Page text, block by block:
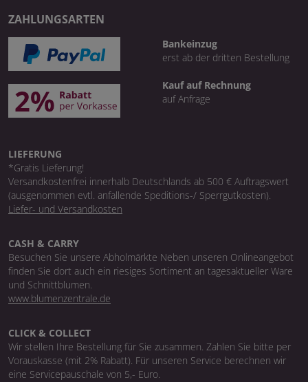
ZAHLUNGSARTEN
Bankeinzug
erst ab der dritten Bestellung
Kauf auf Rechnung
auf Anfrage
LIEFERUNG
*Gratis Lieferung!
Versandkostenfrei innerhalb Deutschlands ab 500 € Auftragswert
(ausgenommen evtl. anfallende Speditions-/ Sperrgutkosten).
Liefer- und Versandkosten
CASH & CARRY
Besuchen Sie unsere Abholmärkte Neben unseren Onlineangebot
finden Sie dort auch ein riesiges Sortiment an tagesaktueller Ware
und Schnittblumen.
www.blumenzentrale.de
CLICK & COLLECT
Wir stellen Ihre Bestellung für Sie zusammen. Zahlen Sie bitte per
Vorauskasse (mit 2% Rabatt). Für unseren Service berechnen wir
eine Servicepauschale von 5,- Euro.